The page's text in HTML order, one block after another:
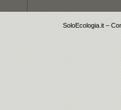
SoloEcologia.it –